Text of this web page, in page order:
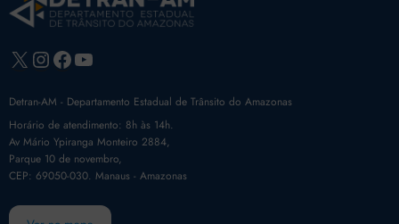
X Instagram
Facebook
Youtube
Detran-AM - Departamento Estadual de Trânsito do Amazonas
Horário de atendimento: 8h às 14h.
Av Mário Ypiranga Monteiro 2884,
Parque 10 de novembro,
CEP: 69050-030. Manaus - Amazonas